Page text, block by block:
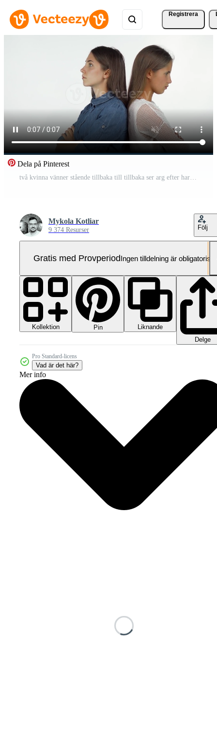
Registrera
Dela på Pinterest
två kvinna vänner stående tillbaka till tillbaka ser arg efter har en bekämpa Pro Video
Mykola Kotliar
9 374 Resurser Följ
Gratis med ProvperiodIngen tilldelning är obligatorisk
Kollektion Pin
Liknande
Delge
Pro Standard-licens
Vad är det här?
Mer info